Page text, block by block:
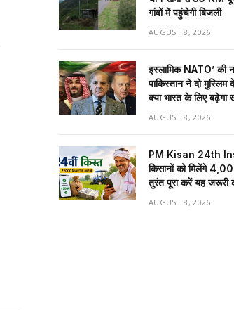
गांवों में पहुंचेगी बिजली
AUGUST 8, 2026
इस्लामिक NATO’ की
पाकिस्तान ने दो मुस्लिम
क्या भारत के लिए बढ़ेगा
AUGUST 8, 2026
PM Kisan 24th
किसानों को मिलेंगे
तुरंत पूरा करें यह जरूरी
AUGUST 8, 2026